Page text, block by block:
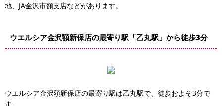
地、JA金沢市額支店などがあります。
ウエルシア金沢額新保店の最寄り駅「乙丸駅」から徒歩3分
ウエルシア金沢額新保店の最寄り駅は乙丸駅で、徒歩およそ3分で
す。